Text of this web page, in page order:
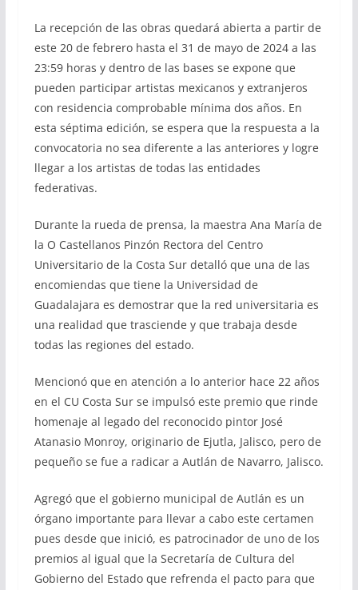
La recepción de las obras quedará abierta a partir de
este 20 de febrero hasta el 31 de mayo de 2024 a las
23:59 horas y dentro de las bases se expone que
pueden participar artistas mexicanos y extranjeros
con residencia comprobable mínima dos años. En
esta séptima edición, se espera que la respuesta a la
convocatoria no sea diferente a las anteriores y logre
llegar a los artistas de todas las entidades
federativas.
Durante la rueda de prensa, la maestra Ana María de
la O Castellanos Pinzón Rectora del Centro
Universitario de la Costa Sur detalló que una de las
encomiendas que tiene la Universidad de
Guadalajara es demostrar que la red universitaria es
una realidad que trasciende y que trabaja desde
todas las regiones del estado.
Mencionó que en atención a lo anterior hace 22 años
en el CU Costa Sur se impulsó este premio que rinde
homenaje al legado del reconocido pintor José
Atanasio Monroy, originario de Ejutla, Jalisco, pero de
pequeño se fue a radicar a Autlán de Navarro, Jalisco.
Agregó que el gobierno municipal de Autlán es un
órgano importante para llevar a cabo este certamen
pues desde que inició, es patrocinador de uno de los
premios al igual que la Secretaría de Cultura del
Gobierno del Estado que refrenda el pacto para que